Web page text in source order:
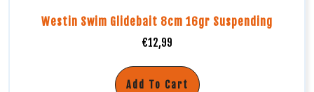
Westin Swim Glidebait 8cm 16gr Suspending
€12,99
Add To Cart